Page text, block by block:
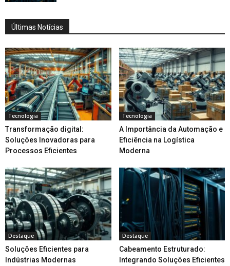
Últimas Notícias
Tecnologia
Transformação digital:
Soluções Inovadoras para
Processos Eficientes
Tecnologia
A Importância da Automação e
Eficiência na Logística
Moderna
Destaque
Soluções Eficientes para
Indústrias Modernas
Destaque
Cabeamento Estruturado:
Integrando Soluções Eficientes